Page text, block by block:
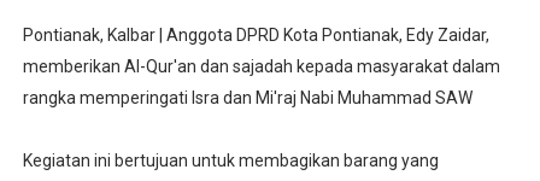
Pontianak, Kalbar | Anggota DPRD Kota Pontianak, Edy Zaidar,
memberikan Al-Qur'an dan sajadah kepada masyarakat dalam
rangka memperingati Isra dan Mi'raj Nabi Muhammad SAW
Kegiatan ini bertujuan untuk membagikan barang yang